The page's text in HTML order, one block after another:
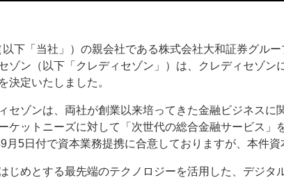
下「当社」）の親会社である株式会社大和証券グル
ゾン（以下「クレディセゾン」）は、クレディセゾン
決定いたしました。
セゾンは、両社が創業以来培ってきた金融ビジネスに
ケットニーズに対して「次世代の総合金融サービス」
5日付で資本業務提携に合意しておりますが、本件資
じめとする最先端のテクノロジーを活用した、デジタ